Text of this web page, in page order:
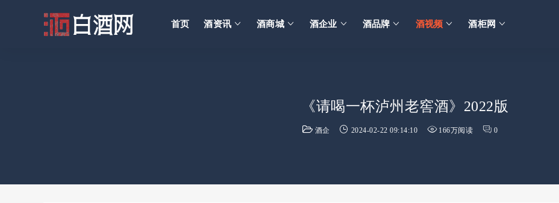
首页 酒资讯 酒商城 酒企业 酒品牌 酒视频 酒柜网
《请喝一杯泸州老窖酒》2022版
酒企 2024-02-22 09:14:10 166万阅读 0